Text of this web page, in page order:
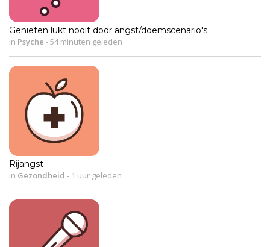
Genieten lukt nooit door angst/doemscenario's
in Psyche -54 minuten geleden
Rijangst
in Gezondheid - 1 uur geleden